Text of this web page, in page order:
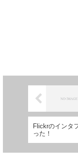
Flickrのインタ
った！